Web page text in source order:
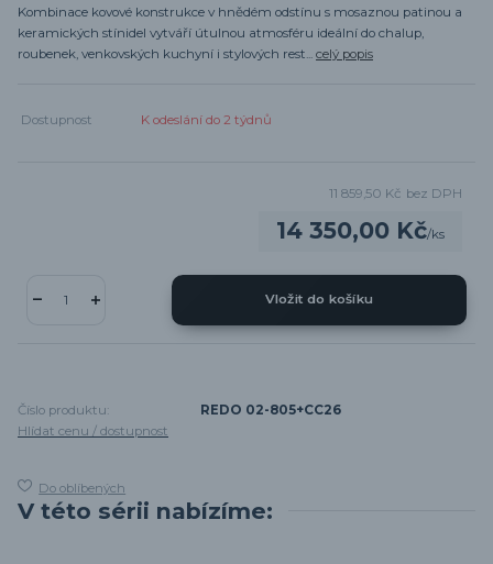
Kombinace kovové konstrukce v hnědém odstínu s mosaznou patinou a
keramických stínidel vytváří útulnou atmosféru ideální do chalup,
roubenek, venkovských kuchyní i stylových rest... celý popis
Dostupnost K odeslání do 2 týdnů
14 350,00 Kč/ks
11 859,50 Kč bez DPH
Vložit do košíku
Číslo produktu:
REDO 02-805+CC26
Hlídat cenu / dostupnost
Do oblíbených
V této sérii nabízíme: